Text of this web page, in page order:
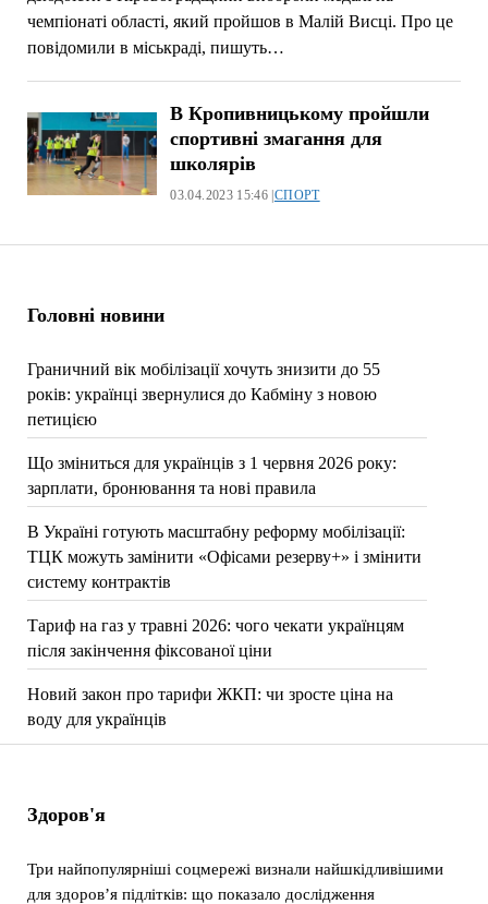
Головні новини
Граничний вік мобілізації хочуть знизити до 55
років: українці звернулися до Кабміну з новою
петицією
Що зміниться для українців з 1 червня 2026 року:
зарплати, бронювання та нові правила
В Україні готують масштабну реформу мобілізації:
ТЦК можуть замінити «Офісами резерву+» і змінити
систему контрактів
Тариф на газ у травні 2026: чого чекати українцям
після закінчення фіксованої ціни
Новий закон про тарифи ЖКП: чи зросте ціна на
воду для українців
чемпіонаті області, який пройшов в Малій Висці. Про це
повідомили в міськраді, пишуть…
В Кропивницькому пройшли
спортивні змагання для
школярів
03.04.2023 15:46 | СПОРТ
Здоров'я
Три найпопулярніші соцмережі визнали найшкідливішими
для здоров’я підлітків: що показало дослідження